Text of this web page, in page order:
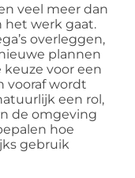
veel meer dan
het werk gaat.
overleggen,
plannen
voor een
vooraf wordt
een rol,
de omgeving
hoe
gebruik